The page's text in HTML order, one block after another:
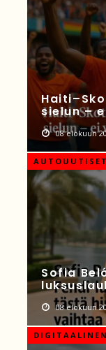
sielun –
08 elokuun
AUTOUUTISET
Sofia
08 elokuun